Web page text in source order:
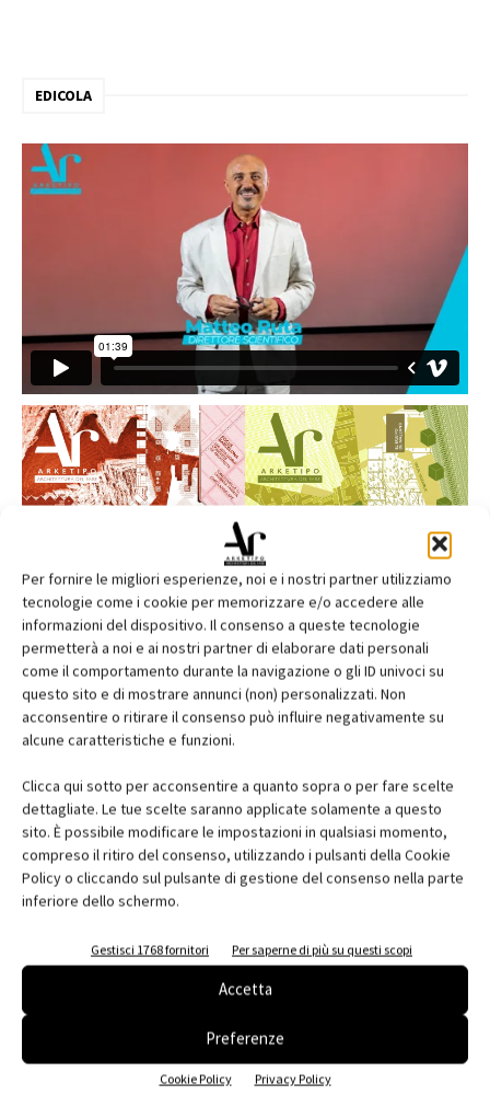
Per fornire le migliori esperienze, noi e i nostri partner utilizziamo
tecnologie come i cookie per memorizzare e/o accedere alle
informazioni del dispositivo. Il consenso a queste tecnologie
permetterà a noi e ai nostri partner di elaborare dati personali
come il comportamento durante la navigazione o gli ID univoci su
questo sito e di mostrare annunci (non) personalizzati. Non
acconsentire o ritirare il consenso può influire negativamente su
alcune caratteristiche e funzioni.
Clicca qui sotto per acconsentire a quanto sopra o per fare scelte
dettagliate. Le tue scelte saranno applicate solamente a questo
sito. È possibile modificare le impostazioni in qualsiasi momento,
compreso il ritiro del consenso, utilizzando i pulsanti della Cookie
Policy o cliccando sul pulsante di gestione del consenso nella parte
inferiore dello schermo.
Gestisci 1768 fornitori Per saperne di più su questi scopi
Accetta
Preferenze
Cookie Policy Privacy Policy
EDICOLA
Edicola web
Abbonati e regala
Iscriviti alla newsletter